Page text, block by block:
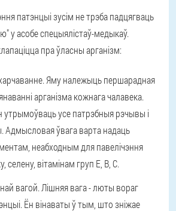
патэнцыі зусім не трэба падцягваць
у асобе спецыялістаў-медыкаў.
пра ўласны арганізм:
. Яму належыць першарадная
арганізма кожнага чалавека.
утрымоўваць усе патрэбныя рэчывы і
Адмысловая ўвага варта надаць
неабходным для павелічэння
селену, вітамінам груп E, B, C.
вагой. Лішняя вага - люты вораг
Ён вінаваты ў тым, што зніжае